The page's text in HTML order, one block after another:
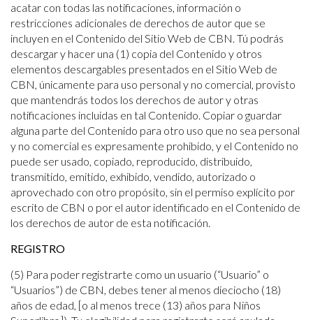
acatar con todas las notificaciones, información o
restricciones adicionales de derechos de autor que se
incluyen en el Contenido del Sitio Web de CBN. Tú podrás
descargar y hacer una (1) copia del Contenido y otros
elementos descargables presentados en el Sitio Web de
CBN, únicamente para uso personal y no comercial, provisto
que mantendrás todos los derechos de autor y otras
notificaciones incluidas en tal Contenido. Copiar o guardar
alguna parte del Contenido para otro uso que no sea personal
y no comercial es expresamente prohibido, y el Contenido no
puede ser usado, copiado, reproducido, distribuido,
transmitido, emitido, exhibido, vendido, autorizado o
aprovechado con otro propósito, sin el permiso explícito por
escrito de CBN o por el autor identificado en el Contenido de
los derechos de autor de esta notificación.
REGISTRO
(5) Para poder registrarte como un usuario (“Usuario” o
“Usuarios”) de CBN, debes tener al menos dieciocho (18)
años de edad, [o al menos trece (13) años para Niños